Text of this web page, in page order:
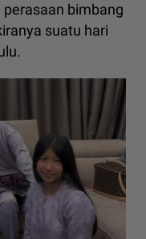
perasaan bimbang
suatu hari